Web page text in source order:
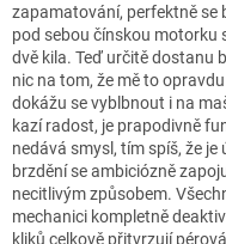
zapamatování, perfektně se
pod sebou čínskou motorku
dvě kila. Teď určitě dostanu
nic na tom, že mě to
dokážu se vyblbnout i na
kazí radost, je prapodivně
nedává smysl, tím spíš, že
brzdění se ambiciózně
necitlivým způsobem.
mechanici kompletně
kliků celkově přitvrzují